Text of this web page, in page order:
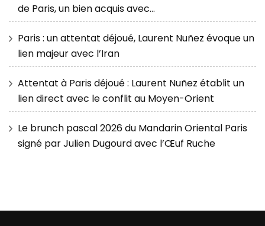
de Paris, un bien acquis avec…
Paris : un attentat déjoué, Laurent Nuñez évoque un
lien majeur avec l’Iran
Attentat à Paris déjoué : Laurent Nuñez établit un
lien direct avec le conflit au Moyen-Orient
Le brunch pascal 2026 du Mandarin Oriental Paris
signé par Julien Dugourd avec l’Œuf Ruche